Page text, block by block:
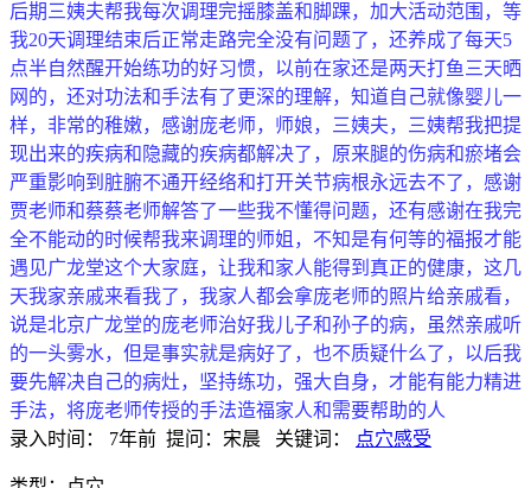
后期三姨夫帮我每次调理完摇膝盖和脚踝，加大活动范围，等
我20天调理结束后正常走路完全没有问题了，还养成了每天5
点半自然醒开始练功的好习惯，以前在家还是两天打鱼三天晒
网的，还对功法和手法有了更深的理解，知道自己就像婴儿一
样，非常的稚嫩，感谢庞老师，师娘，三姨夫，三姨帮我把提
现出来的疾病和隐藏的疾病都解决了，原来腿的伤病和瘀堵会
严重影响到脏腑不通开经络和打开关节病根永远去不了，感谢
贾老师和蔡蔡老师解答了一些我不懂得问题，还有感谢在我完
全不能动的时候帮我来调理的师姐，不知是有何等的福报才能
遇见广龙堂这个大家庭，让我和家人能得到真正的健康，这几
天我家亲戚来看我了，我家人都会拿庞老师的照片给亲戚看，
说是北京广龙堂的庞老师治好我儿子和孙子的病，虽然亲戚听
的一头雾水，但是事实就是病好了，也不质疑什么了，以后我
要先解决自己的病灶，坚持练功，强大自身，才能有能力精进
手法，将庞老师传授的手法造福家人和需要帮助的人
录入时间：
7年前 提问： 宋晨 关键词： 点穴感受